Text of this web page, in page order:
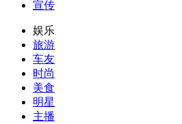
宣传
娱乐
旅游
车友
时尚
美食
明星
主播